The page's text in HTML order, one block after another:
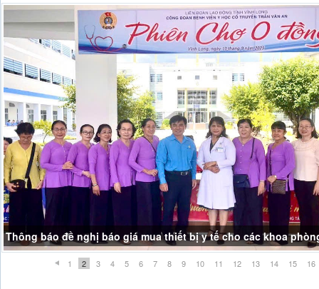
Thông báo đề nghị báo giá mua thiết bị y tế cho các khoa
1 2 3 4 5 6 7 8 9 10 11 12 13 14 15 16